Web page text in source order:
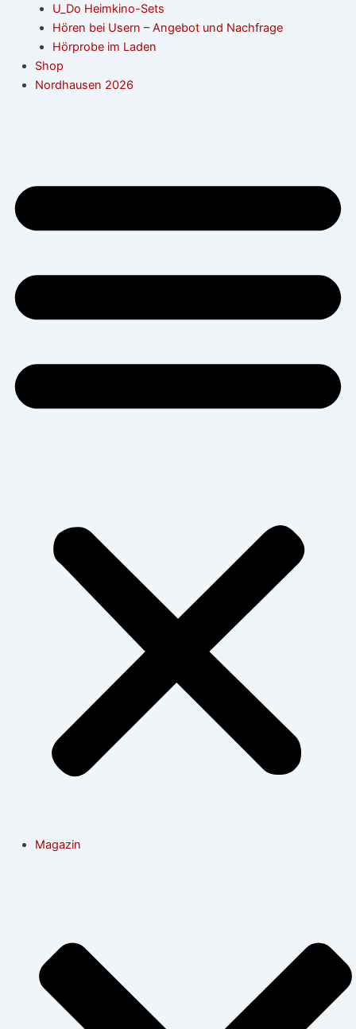
U_Do Heimkino-Sets
Hören bei Usern – Angebot und Nachfrage
Hörprobe im Laden
Shop
Nordhausen 2026
Magazin